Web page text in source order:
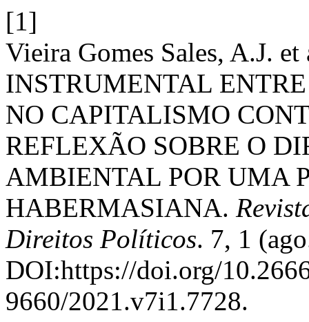
[1]
Vieira Gomes Sales, A.J.
INSTRUMENTAL
NO CAPITALISMO
REFLEXÃO SOBRE O
AMBIENTAL POR UMA
HABERMASIANA.
Direitos Políticos. 7, 1
DOI:https://doi.org/
9660/2021.v7i1.7728.